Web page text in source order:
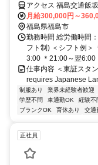
アクセス 福島交通飯
（福島交通）徒歩約
水駅・泉駅より車で5分
月給300,000円～
福島県福島市
勤務時間 総労働時間
フト制) ＜シフト例＞
3:00 ＊21:00～翌6:00 ...
仕事内容 ＜東証スタ
requires Japanese
制服あり 業界未経験者歓迎
学歴不問
車通勤OK 経験不
ブランクOK
育休あり 交通
正社員